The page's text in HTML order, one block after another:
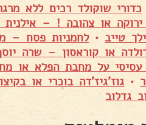
כדורי שוקולד רכים ללא
או צהובה ! – אילנית
טייב • לחמניות פסח –
או קוראסון – שרה
עסיסי על מחבת הפלא או
• גוז'גיז'דה בוכרי או
גדלוב